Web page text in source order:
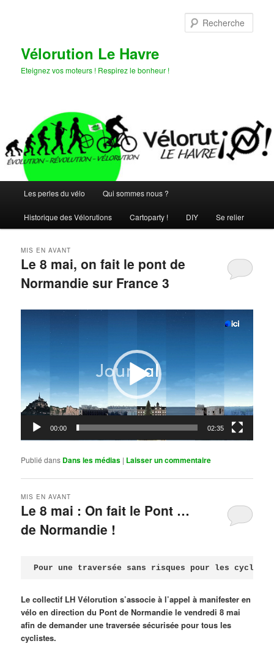
Vélorution Le Havre
Eteignez vos moteurs ! Respirez le bonheur !
principal
Les perles du vélo Qui sommes nous ?
Historique des Vélorutions Cartoparty ! DIY Se relier
Le 8 mai, on fait le pont de
Normandie sur France 3
MIS EN AVANT
00:00 02:35
Publié dans Dans les médias | Laisser un commentaire
Le 8 mai : On fait le Pont …
de Normandie !
MIS EN AVANT
Pour une traversée sans risques pour les
Le collectif LH Vélorution s’associe à l’appel à manifester en
vélo en direction du Pont de Normandie le vendredi 8 mai
afin de demander une traversée sécurisée pour tous les
cyclistes.